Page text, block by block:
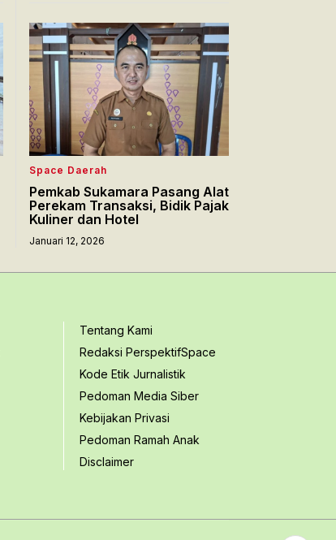
Space Daerah
Pemkab Sukamara Pasang Alat
Perekam Transaksi, Bidik Pajak
Kuliner dan Hotel
Januari 12, 2026
Tentang Kami
Redaksi PerspektifSpace
Kode Etik Jurnalistik
Pedoman Media Siber
Kebijakan Privasi
Pedoman Ramah Anak
Disclaimer